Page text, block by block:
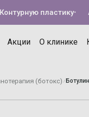
пластику•
Акции О клинике
(ботокс) /